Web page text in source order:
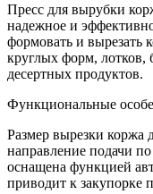
Пресс для вырубки
надежное и
формовать и вырезать
круглых форм,
десертных продуктов.
Функциональные
Размер вырезки коржа
направление подачи
оснащена функцией
приводит к закупорке